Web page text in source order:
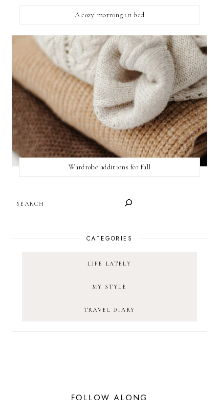
A cozy morning in bed
Wardrobe additions for fall
CATEGORIES
LIFE LATELY
MY STYLE
TRAVEL DIARY